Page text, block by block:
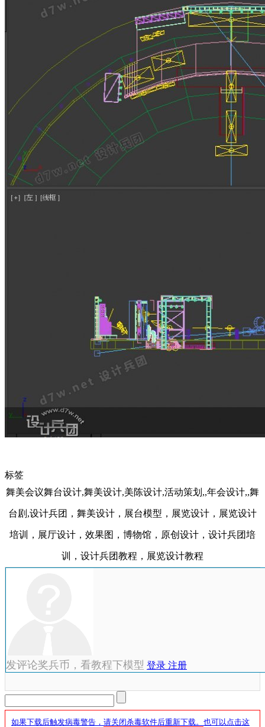
标签
舞美会议舞台设计,舞美设计,美陈设计,活动策划,,年会设计,,舞
台剧,设计兵团，舞美设计，展台模型，展览设计，展览设计
培训，展厅设计，效果图，博物馆，原创设计，设计兵团培
训，设计兵团教程，展览设计教程
发评论奖兵币，看教程下模型 登录 注册
如果下载后触发病毒警告， 请关闭杀毒软件后重新下载。 也可以点击这